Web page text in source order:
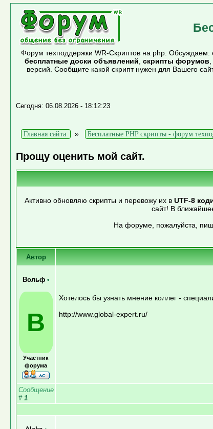
Форум техподдержки WR-Скриптов на php. Обсуждаем:
бесплатные доски объявлений скрипты форумов
версий. Сообщите какой скрипт нужен для Вашего
Сегодня: 06.08.2026 - 18:12:23
Главная сайта » Бесплатные PHP скрипты - форум
Прощу оценить мой сайт.
Активно обновляю скрипты и перевожу их в UTF-8
сайт! В
На форуме, пожалуйста,
Автор
Вольф •
В
Участник
форума
Хотелось бы узнать мнение коллег -
http://www.global-expert.ru/
Сообщение
# 1